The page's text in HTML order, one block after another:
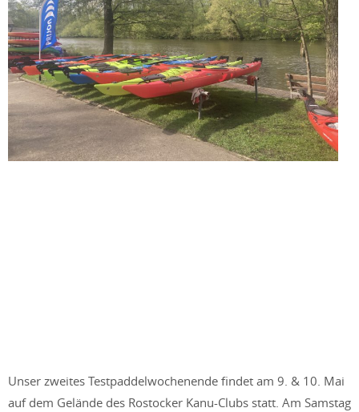
Unser zweites Testpaddelwochenende findet am 9. & 10. Mai
auf dem Gelände des Rostocker Kanu-Clubs statt. Am Samstag